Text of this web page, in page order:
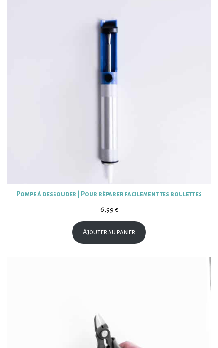
Pompe à dessouder | Pour réparer facilement tes boulettes
6,99 €
Ajouter au panier